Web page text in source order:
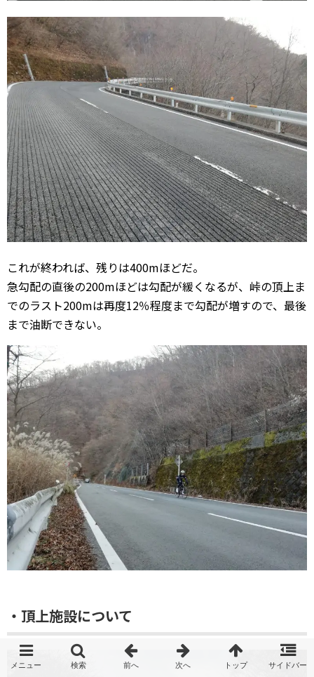
これが終われば、残りは400mほどだ。
急勾配の直後の200mほどは勾配が緩くなるが、峠の頂上ま
でのラスト200mは再度12％程度まで勾配が増すので、最後
まで油断できない。
・頂上施設について